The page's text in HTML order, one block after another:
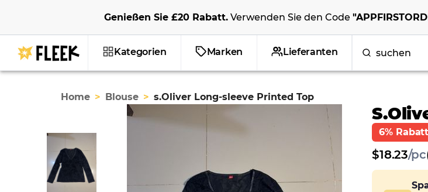
Genießen Sie£20 Rabatt. Verwenden Sie den Code"
Kategorien Marken Lieferanten
Home > Blouse > s.Oliver Long-sleeve Printed Top
6% Rabatt
$18.23/pc